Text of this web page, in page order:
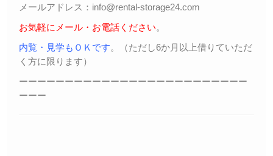
メールアドレス：info@rental-storage24.com
お気軽にメール・お電話ください。
内覧・見学もＯＫです。（ただし6か月以上借りていただ
く方に限ります）
ーーーーーーーーーーーーーーーーーーーーーーーーー
ーーー